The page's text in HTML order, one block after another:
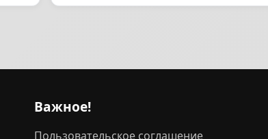
Важное!
Пользовательское соглашение